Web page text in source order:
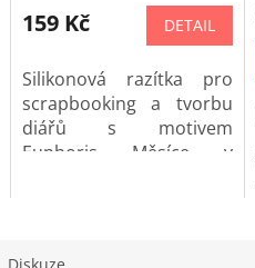
159 Kč DETAIL
Silikonová razítka pro
scrapbooking a tvorbu
diářů s motivem
Euphoris Měsíce v